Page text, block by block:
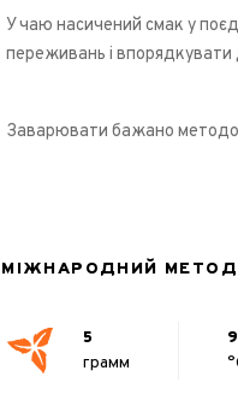
У чаю насичений смак у
переживань і впорядкувати
Заварювати бажано
МІЖНАРОДНИЙ
5
грамм